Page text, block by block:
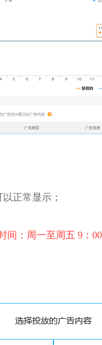
正常显示；
间：周一至周五 9：